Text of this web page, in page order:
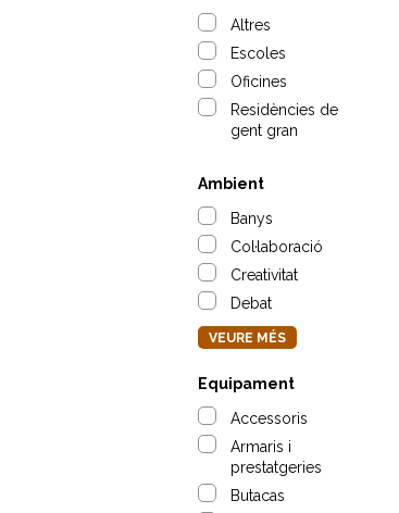
Altres
Escoles
Oficines
Residències de
gent gran
Ambient
Banys
Col·laboració
Creativitat
Debat
VEURE MÉS
Equipament
Accessoris
Armaris i
prestatgeries
Butacas